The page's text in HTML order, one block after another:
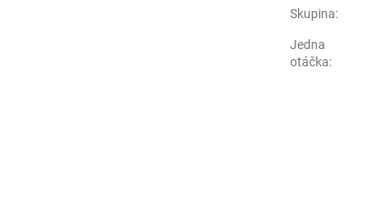
Skupina:
Jedna
otáčka: